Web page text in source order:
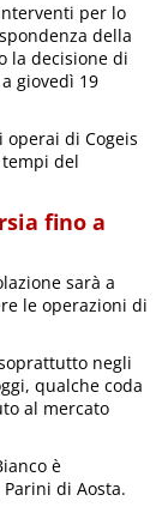
per lo
della
la decisione di
giovedì 19
di Cogeis
del
fino a
sarà a
le operazioni di
negli
qualche coda
al mercato
è
Parini di Aosta.